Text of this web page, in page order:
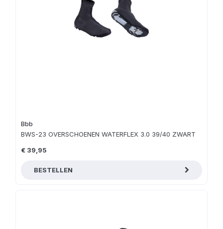
Bbb
BWS-23 OVERSCHOENEN WATERFLEX 3.0 39/40 ZWART
€ 39,95
BESTELLEN